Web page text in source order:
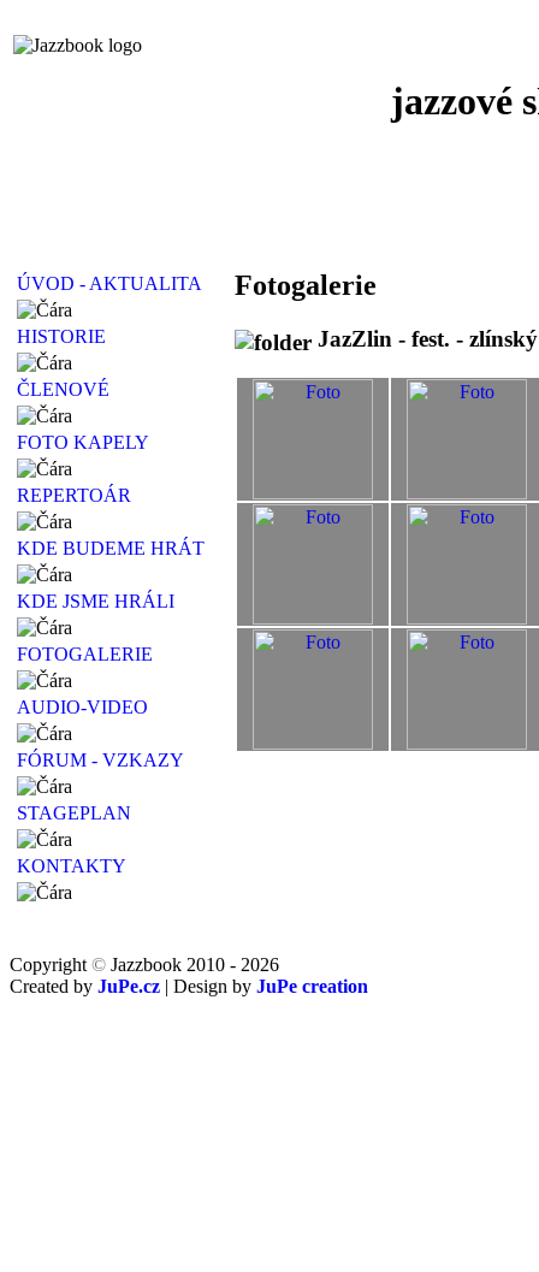
jazzové
ÚVOD - AKTUALITA
HISTORIE
ČLENOVÉ
FOTO KAPELY
REPERTOÁR
KDE BUDEME HRÁT
KDE JSME HRÁLI
FOTOGALERIE
AUDIO-VIDEO
FÓRUM - VZKAZY
STAGEPLAN
KONTAKTY
Fotogalerie
JazZlin - fest. -
Copyright © Jazzbook 2010 - 2026
Created by JuPe.cz | Design by JuPe creation